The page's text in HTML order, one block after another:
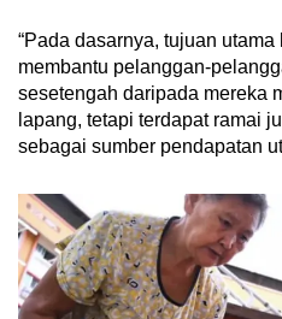
“Pada dasarnya, tujuan
membantu pelanggan-
sesetengah daripada mereka
lapang, tetapi terdapat ramai
sebagai sumber pendapatan